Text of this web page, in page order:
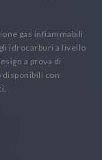
gas infiammabili
idrocarburi a livello
a prova di
con